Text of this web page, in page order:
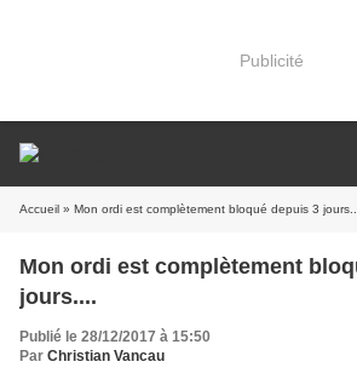
Publicité
Accueil » Mon ordi est complètement bloqué depuis 3 jours....
Mon ordi est complètement
jours....
Publié le 28/12/2017 à 15:50
Par Christian Vancau